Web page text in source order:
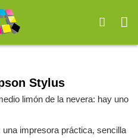
Stylus
limón de la nevera: hay uno
impresora práctica, sencilla